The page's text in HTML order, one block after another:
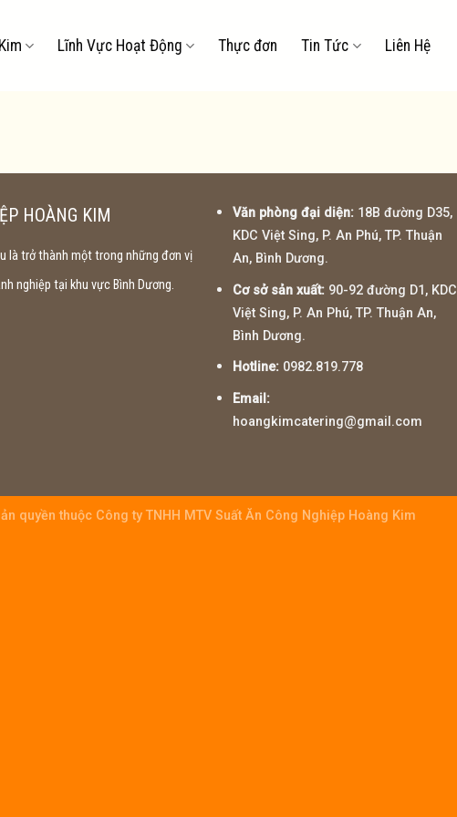
Lĩnh Vực Hoạt Động Thực đơn Tin Tức Liên Hệ
HOÀNG KIM
là trở thành một trong những đơn vị
nghiệp tại khu vực Bình Dương.
Văn phòng đại diện: 18B đường D35,
KDC Việt Sing, P. An Phú, TP. Thuận
An, Bình Dương.
Cơ sở sản xuất:90-92 đường D1, KDC
Việt Sing, P. An Phú, TP. Thuận An,
Bình Dương.
Hotline: 0982.819.778
Email:
hoangkimcatering@gmail.com
quyền thuộc Công ty TNHH MTV Suất Ăn Công Nghiệp Hoàng Kim